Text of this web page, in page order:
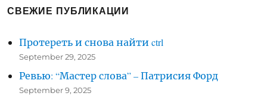
СВЕЖИЕ ПУБЛИКАЦИИ
Протереть и снова найти ctrl
September 29, 2025
Ревью: “Мастер слова” – Патрисия Форд
September 9, 2025